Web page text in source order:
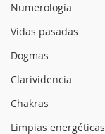
Numerología
Vidas pasadas
Dogmas
Clarividencia
Chakras
Limpias energéticas